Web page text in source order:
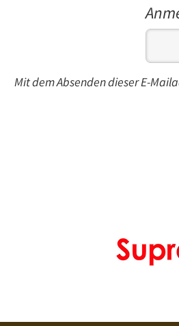
Mit dem Absenden dieser E-